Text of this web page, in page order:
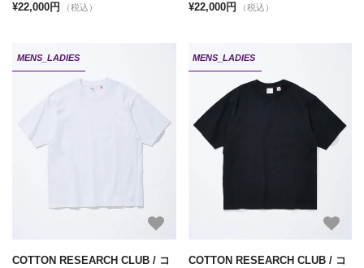
¥22,000円 （税込） ¥22,000円 （税込）
MENS_LADIES
COTTON RESEARCH CLUB / コ
MENS_LADIES
COTTON RESEARCH CLUB / コ